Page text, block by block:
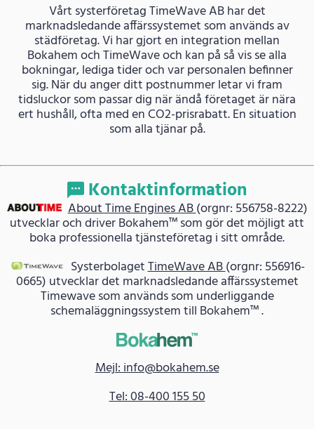
Vårt systerföretag TimeWave AB har det
marknadsledande affärssystemet som används av
städföretag. Vi har gjort en integration mellan
Bokahem och TimeWave och kan på så vis se alla
bokningar, lediga tider och var personalen befinner
sig. När du anger ditt postnummer letar vi fram
tidsluckor som passar dig när ändå företaget är nära
ert hushåll, ofta med en CO2-prisrabatt. En situation
som alla tjänar på.
Kontaktinformation
About Time Engines AB(orgnr: 556758-8222)
utvecklar och driver Bokahem™ som gör det möjligt att
boka professionella tjänsteföretag i sitt område.
SysterbolagetTimeWave AB(orgnr: 556916-
0665) utvecklar det marknadsledande affärssystemet
Timewave som används som underliggande
schemaläggningssystem till Bokahem™ .
Mejl: info@bokahem.se
Tel: 08-400 155 50